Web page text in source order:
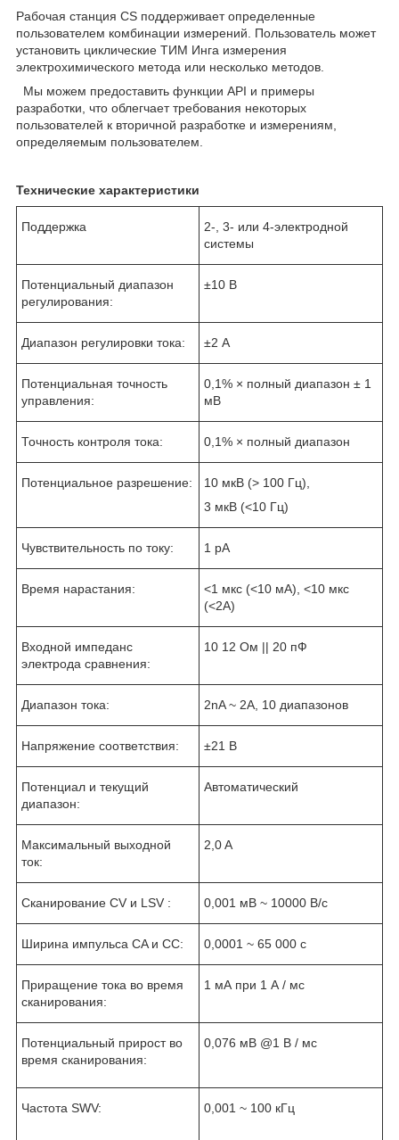
Рабочая станция CS поддерживает определенные
пользователем комбинации измерений. Пользователь может
установить циклические ТИМ Инга измерения
электрохимического метода или несколько методов.
Мы можем предоставить функции API и примеры
разработки, что облегчает требования некоторых
пользователей к вторичной разработке и измерениям,
определяемым пользователем.
Технические характеристики
Поддержка
2-, 3- или 4-электродной
системы
Потенциальный диапазон
регулирования:
±10 В
Диапазон регулировки тока: ±2 А
Потенциальная точность
управления:
0,1% × полный диапазон ± 1
мВ
Точность контроля тока: 0,1% × полный диапазон
Потенциальное разрешение:
10 мкВ (> 100 Гц),
3 мкВ (<10 Гц)
Чувствительность по току: 1 pA
Время нарастания:
<1 мкс (<10 мА), <10 мкс
(<2А)
Входной импеданс
электрода сравнения:
10 12 Ом || 20 пФ
Диапазон тока: 2nA ~ 2A, 10 диапазонов
Напряжение соответствия: ±21 В
Потенциал и текущий
диапазон:
Автоматический
Максимальный выходной
ток:
2,0 A
Сканирование CV и LSV : 0,001 мВ ~ 10000 В/с
Ширина импульса CA и CC: 0,0001 ~ 65 000 с
Приращение тока во время
сканирования:
1 мА при 1 А / мс
Потенциальный прирост во
время сканирования:
0,076 мВ @1 В / мс
Частота SWV: 0,001 ~ 100 кГц